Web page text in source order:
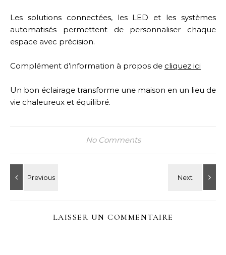
Les solutions connectées, les LED et les systèmes
automatisés permettent de personnaliser chaque
espace avec précision.
Complément d’information à propos de cliquez ici
Un bon éclairage transforme une maison en un lieu de
vie chaleureux et équilibré.
No Comments
LAISSER UN COMMENTAIRE